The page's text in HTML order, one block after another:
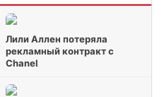
Лили Аллен потеряла
рекламный контракт с
Chanel